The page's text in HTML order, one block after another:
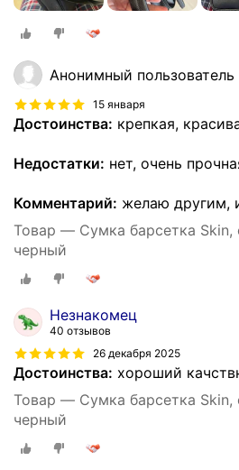
Анонимный пользователь
15 января
Достоинства: крепкая,
Недостатки: нет, очень
Комментарий: желаю другим,
Товар — Сумка барсетка Skin,
черный
Незнакомец
40 отзывов
26 декабря 2025
Достоинства: хороший
Товар — Сумка барсетка Skin,
черный